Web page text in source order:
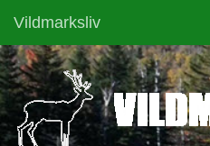
Vildmarksliv